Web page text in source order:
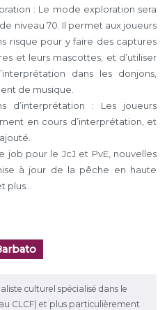
: Le mode exploration sera
niveau 70. Il permet aux joueurs
risque pour y faire des captures
et leurs mascottes, et d’utiliser
dans les donjons,
de musique.
d’interprétation : Les joueurs
en cours d’interprétation, et
job pour le JcJ et PvE, nouvelles
à jour de la pêche en haute
plus…
culturel spécialisé dans le
CLCF) et plus particulièrement